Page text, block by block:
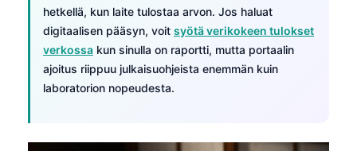
hetkellä, kun laite tulostaa arvon. Jos haluat
digitaalisen pääsyn, voit syötä verikokeen tulokset
verkossa kun sinulla on raportti, mutta portaalin
ajoitus riippuu julkaisuohjeista enemmän kuin
laboratorion nopeudesta.